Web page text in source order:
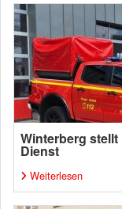
Winterberg
Dienst
Weiterlesen